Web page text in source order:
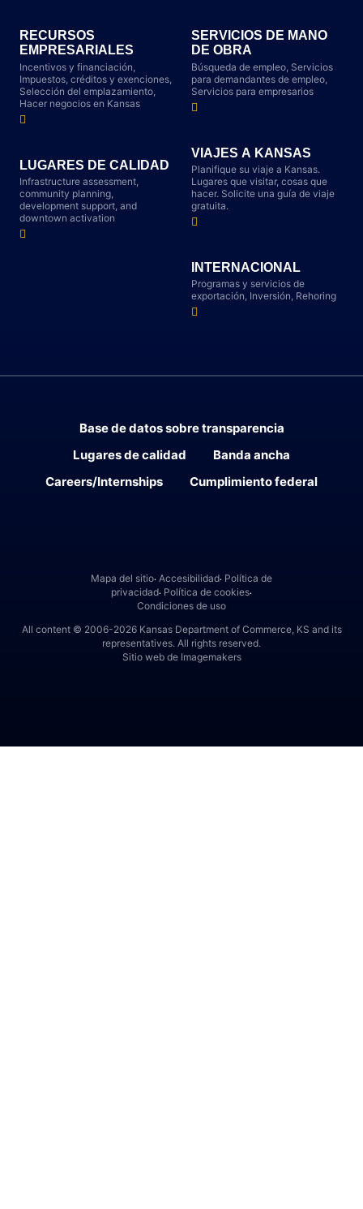
RECURSOS
EMPRESARIALES
Incentivos y financiación,
Impuestos, créditos y exenciones,
Selección del emplazamiento,
Hacer negocios en Kansas
LUGARES DE CALIDAD
Infrastructure assessment,
community planning,
development support, and
downtown activation
SERVICIOS DE MANO
DE OBRA
Búsqueda de empleo, Servicios
para demandantes de empleo,
Servicios para empresarios
VIAJES A KANSAS
Planifique su viaje a Kansas.
Lugares que visitar, cosas que
hacer. Solicite una guía de viaje
gratuita.
INTERNACIONAL
Programas y servicios de
exportación, Inversión, Rehoring
Base de datos sobre transparencia
Lugares de calidad
Banda ancha
Careers/Internships
Cumplimiento federal
Mapa del sitio․ Accesibilidad․ Política de
privacidad․ Política de cookies․
Condiciones de uso
All content © 2006-2026 Kansas Department of Commerce, KS and its
representatives. All rights reserved.
Sitio web de Imagemakers